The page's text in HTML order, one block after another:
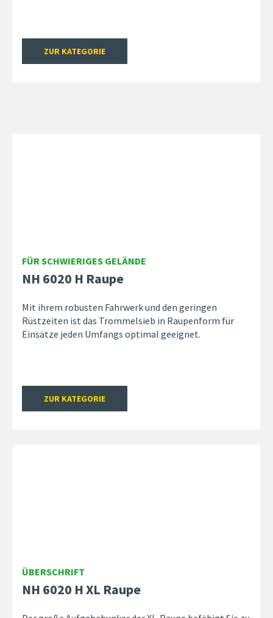
ZUR KATEGORIE
FÜR SCHWIERIGES GELÄNDE
NH 6020 H Raupe
Mit ihrem robusten Fahrwerk und den geringen
Rüstzeiten ist das Trommelsieb in Raupenform für
Einsätze jeden Umfangs optimal geeignet.
ZUR KATEGORIE
ÜBERSCHRIFT
NH 6020 H XL Raupe